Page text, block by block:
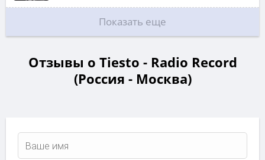
Показать еще
Отзывы о Tiesto - Radio Record
(Россия - Москва)